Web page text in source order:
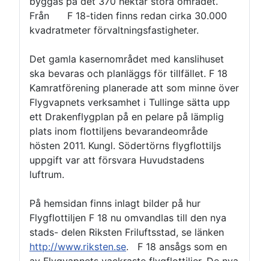
Från F 18-tiden finns redan cirka 30.000
kvadratmeter förvaltningsfastigheter.
Det gamla kasernområdet med kanslihuset
ska bevaras och planläggs för tillfället. F 18
Kamratförening planerade att som minne över
Flygvapnets verksamhet i Tullinge sätta upp
ett Drakenflygplan på en pelare på lämplig
plats inom flottiljens bevarandeområde
hösten 2011. Kungl. Södertörns flygflottiljs
uppgift var att försvara Huvudstadens
luftrum.
På hemsidan finns inlagt bilder på hur
Flygflottiljen F 18 nu omvandlas till den nya
stads- delen Riksten Friluftsstad, se länken
http://www.riksten.se. F 18 ansågs som en